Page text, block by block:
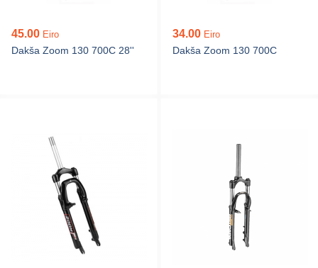
45.00 Eiro
Dakša Zoom 130 700C 28''
34.00 Eiro
Dakša Zoom 130 700C